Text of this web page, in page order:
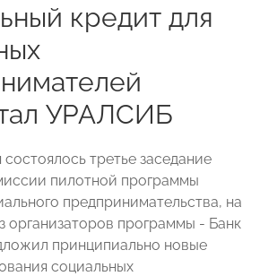
кредит для
УРАЛСИБ
третье заседание
пилотной программы
предпринимательства, на
организаторов программы - Банк
принципиально новые
социальных